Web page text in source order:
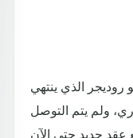
روديجر الذي ينتهي
ولم يتم التوصل